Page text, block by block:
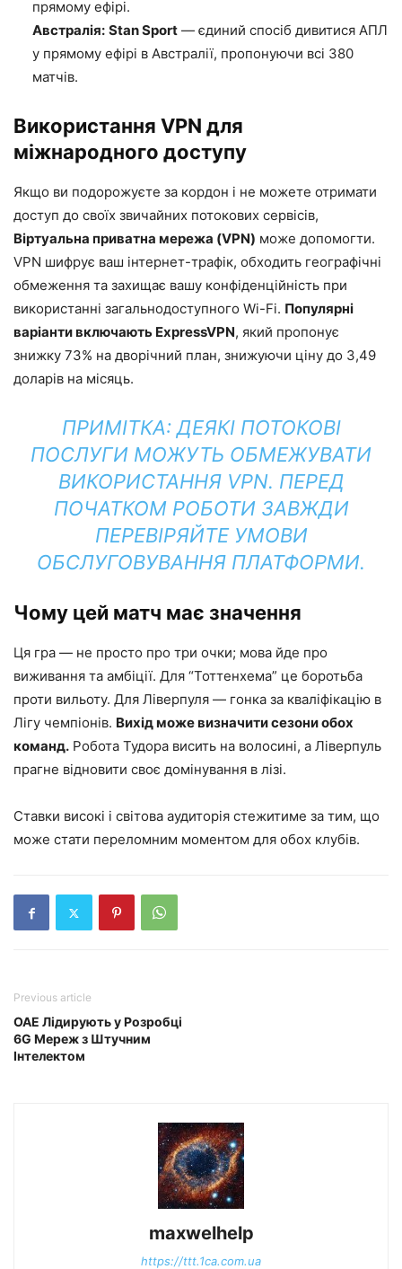
прямому ефірі.
Австралія: Stan Sport — єдиний спосіб дивитися АПЛ
у прямому ефірі в Австралії, пропонуючи всі 380
матчів.
Використання VPN для
міжнародного доступу
Якщо ви подорожуєте за кордон і не можете отримати
доступ до своїх звичайних потокових сервісів,
Віртуальна приватна мережа (VPN) може допомогти.
VPN шифрує ваш інтернет-трафік, обходить географічні
обмеження та захищає вашу конфіденційність при
використанні загальнодоступного Wi-Fi. Популярні
варіанти включають ExpressVPN, який пропонує
знижку 73% на дворічний план, знижуючи ціну до 3,49
доларів на місяць.
ПРИМІТКА:ДЕЯКІ ПОТОКОВІ
ПОСЛУГИ МОЖУТЬ ОБМЕЖУВАТИ
ВИКОРИСТАННЯ VPN. ПЕРЕД
ПОЧАТКОМ РОБОТИ ЗАВЖДИ
ПЕРЕВІРЯЙТЕ УМОВИ
ОБСЛУГОВУВАННЯ ПЛАТФОРМИ.
Чому цей матч має значення
Ця гра — не просто про три очки; мова йде про
виживання та амбіції. Для “Тоттенхема” це боротьба
проти вильоту. Для Ліверпуля — гонка за кваліфікацію в
Лігу чемпіонів. Вихід може визначити сезони обох
команд. Робота Тудора висить на волосині, а Ліверпуль
прагне відновити своє домінування в лізі.
Ставки високі і світова аудиторія стежитиме за тим, що
може стати переломним моментом для обох клубів.
Previous article
ОАЕ Лідирують у Розробці
6G Мереж з Штучним
Інтелектом
maxwelhelp
https://ttt.1ca.com.ua